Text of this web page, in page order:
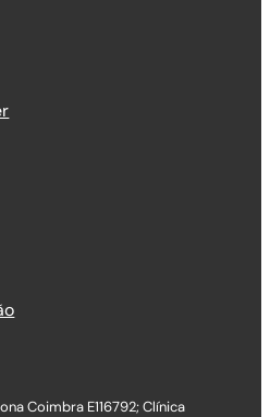
Coimbra E116792; Clínica